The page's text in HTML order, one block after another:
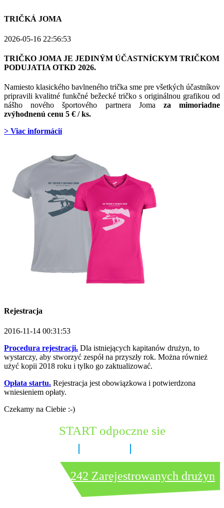
TRIČKÁ JOMA
2026-05-16 22:56:53
TRIČKO JOMA JE JEDINÝM ÚČASTNÍCKYM TRIČKOM
PODUJATIA OTKD 2026.
Namiesto klasického bavlneného trička sme pre všetkých účastníkov
pripravili kvalitné funkčné bežecké tričko s originálnou grafikou od
nášho nového športového partnera Joma za mimoriadne
zvýhodnenú cenu 5 € / ks.
> Viac informácií
Rejestracja
2016-11-14 00:31:53
Procedura rejestracji. Dla istniejących kapitanów drużyn, to
wystarczy, aby stworzyć zespół na przyszły rok. Można również
użyć kopii 2018 roku i tylko go zaktualizować.
Opłata startu. Rejestracja jest obowiązkowa i potwierdzona
wniesieniem opłaty.
Czekamy na Ciebie :-)
START odpoczne sie
242 Zarejestrowanych drużyn